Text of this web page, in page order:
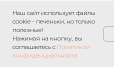
Наш сайт использует файлы
cookie - печеньки, но только
полезные!
Нажимая на кнопку, вы
соглашаетесь с Политикой
конфиденциальности